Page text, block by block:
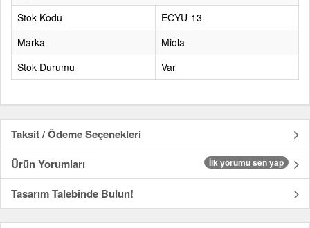
Stok Kodu
ECYU-13
Marka
Miola
Stok Durumu
Var
Taksit / Ödeme Seçenekleri
Ürün Yorumları
İlk yorumu sen yap
Tasarım Talebinde Bulun!